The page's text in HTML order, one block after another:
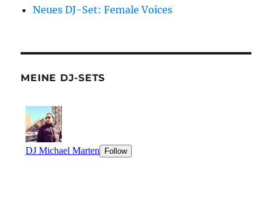
Neues DJ-Set: Female Voices
MEINE DJ-SETS